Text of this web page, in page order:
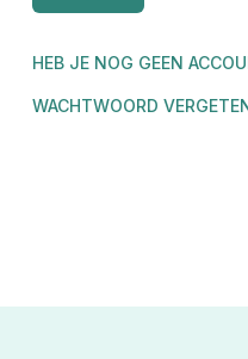
HEB JE NOG GEEN
WACHTWOORD